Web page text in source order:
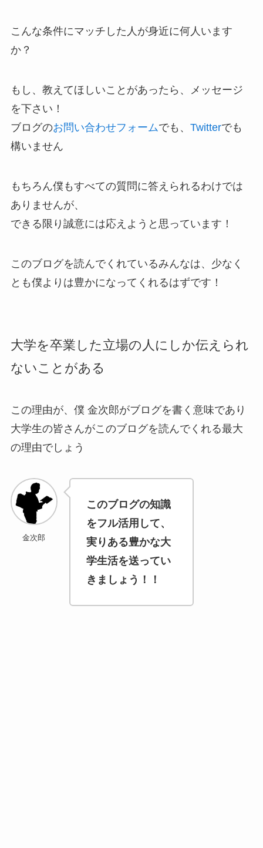
こんな条件にマッチした人が身近に何人います
か？
もし、教えてほしいことがあったら、メッセージ
を下さい！
ブログのお問い合わせフォームでも、 Twitterでも
構いません
もちろん僕もすべての質問に答えられるわけでは
ありませんが、
できる限り誠意には応えようと思っています！
このブログを読んでくれているみんなは、少なく
とも僕よりは豊かになってくれるはずです！
大学を卒業した立場の人にしか伝えられ
ないことがある
この理由が、僕 金次郎がブログを書く意味であり
大学生の皆さんがこのブログを読んでくれる最大
の理由でしょう
金次郎
このブログの知識
をフル活用して、
実りある豊かな大
学生活を送ってい
きましょう！！